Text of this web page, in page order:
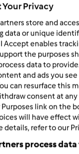
lub zarejestruj
Dołączył :
Your Privacy
store and
data or unique
Accept enables
the purposes
data to
and ads you see
can resurface this
consent at
link on the
will have effect
details, refer to our
process